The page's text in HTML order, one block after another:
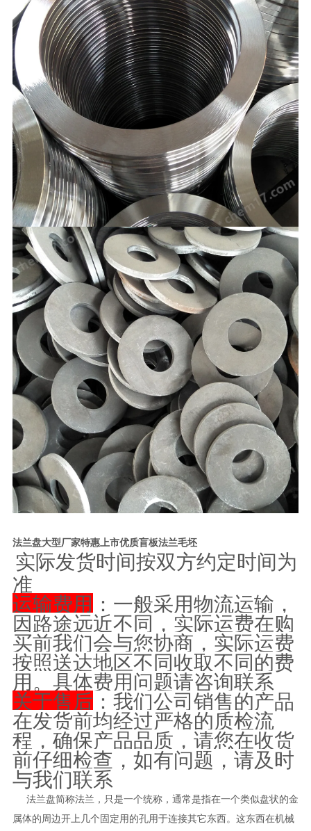
法兰盘大型厂家特惠上市优质盲板法兰毛坯
实际发货时间按双方约定时间为
准
运输费用 ：一般采用物流运输，
因路途远近不同，实际运费在购
买前我们会与您协商，实际运费
按照送达地区不同收取不同的费
用。具体费用问题请咨询联系
关于售后 ：我们公司销售的产品
在发货前均经过严格的质检流
程，确保产品品质，请您在收货
前仔细检查，如有问题，请及时
与我们联系
法兰盘简称法兰，只是一个统称，通常是指在一个类似盘状的金
属体的周边开上几个固定用的孔用于连接其它东西。这东西在机械